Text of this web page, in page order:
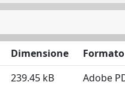
Dimensione
Formato
239.45 kB Adobe